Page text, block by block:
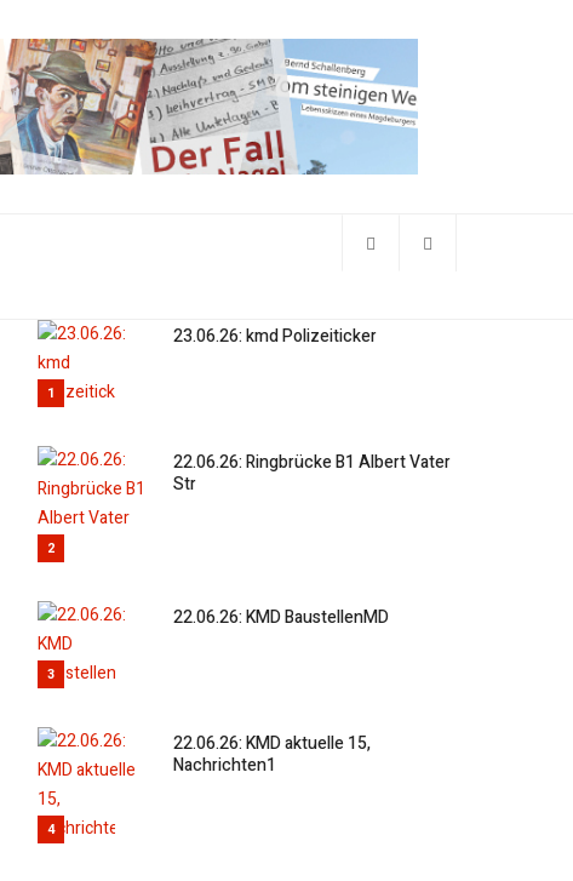
1
23.06.26: kmd Polizeiticker
2
22.06.26: Ringbrücke B1 Albert Vater
Str
3
22.06.26: KMD BaustellenMD
4
22.06.26: KMD aktuelle 15,
Nachrichten1